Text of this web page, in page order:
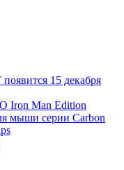
15 декабря
Iron Man Edition
мыши серии Carbon